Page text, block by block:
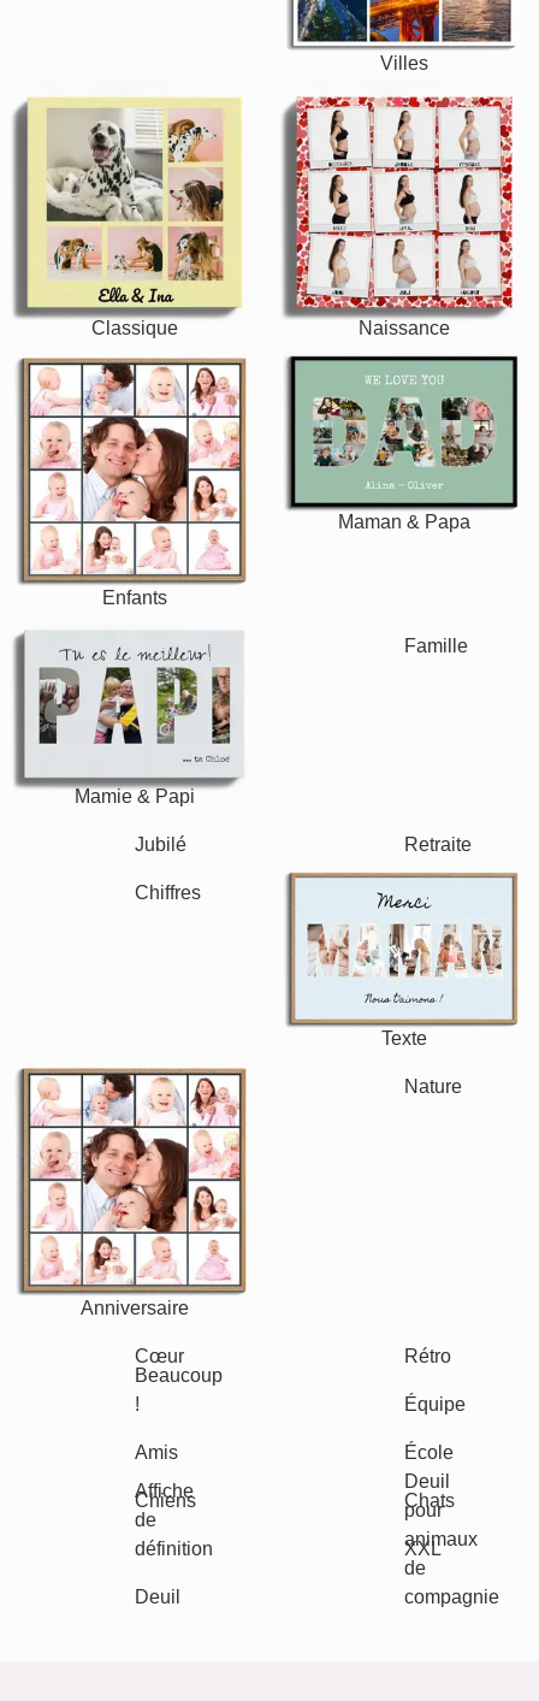
Villes
Classique Naissance
Enfants
Maman & Papa
Mamie & Papi
Famille
Jubilé
Chiffres
Texte